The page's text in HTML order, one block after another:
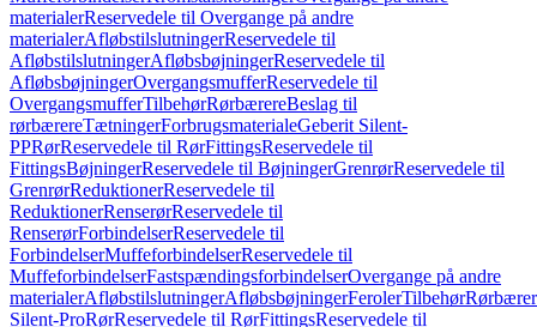
materialerReservedele til Overgange på andre
materialerAfløbstilslutningerReservedele til
AfløbstilslutningerAfløbsbøjningerReservedele til
AfløbsbøjningerOvergangsmufferReservedele til
OvergangsmufferTilbehørRørbærereBeslag til
rørbærereTætningerForbrugsmaterialeGeberit Silent-
PPRørReservedele til RørFittingsReservedele til
FittingsBøjningerReservedele til BøjningerGrenrørReservedele til
GrenrørReduktionerReservedele til
ReduktionerRenserørReservedele til
RenserørForbindelserReservedele til
ForbindelserMuffeforbindelserReservedele til
MuffeforbindelserFastspændingsforbindelserOvergange på andre
materialerAfløbstilslutningerAfløbsbøjningerFerolerTilbehør
Silent-ProRørReservedele til RørFittingsReservedele til